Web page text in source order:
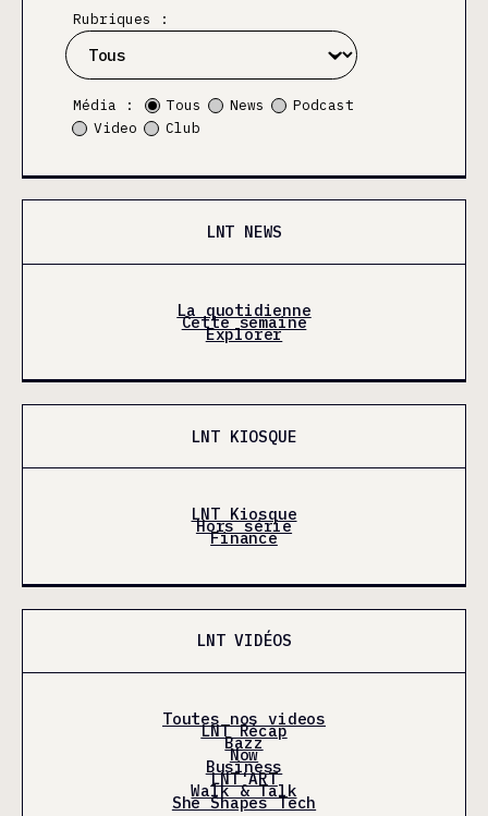
Rubriques :
Média : Tous News
Podcast
Video
Club
LNT NEWS
La quotidienne
Cette semaine
Explorer
LNT KIOSQUE
LNT Kiosque
Hors série
Finance
LNT VIDÉOS
Toutes nos videos
LNT Récap
Bazz
Now
Business
LNT'ART
Walk & Talk
She Shapes Tech